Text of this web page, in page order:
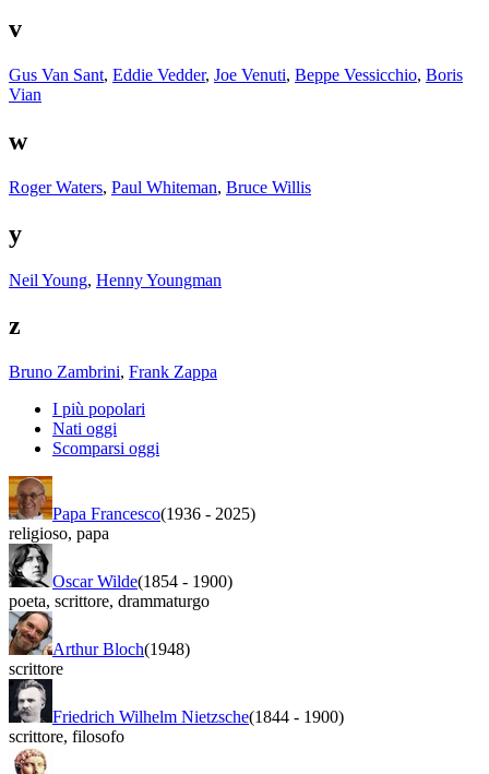
v
Gus Van Sant, Eddie Vedder, Joe Venuti, Beppe Vessicchio, Boris
Vian
w
Roger Waters, Paul Whiteman, Bruce Willis
y
Neil Young, Henny Youngman
z
Bruno Zambrini, Frank Zappa
I più popolari
Nati oggi
Scomparsi oggi
Papa Francesco(1936 - 2025)
religioso, papa
Oscar Wilde(1854 - 1900)
poeta, scrittore, drammaturgo
Arthur Bloch(1948)
scrittore
Friedrich Wilhelm Nietzsche(1844 - 1900)
scrittore, filosofo